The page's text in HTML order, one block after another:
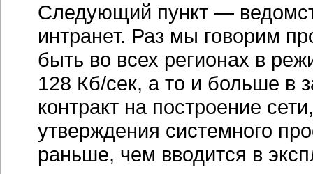
Следующий пункт —
интранет. Раз мы говорим
быть во всех регионах в
128 Кб/сек, а то и больше в
контракт на построение
утверждения системного
раньше, чем вводится в